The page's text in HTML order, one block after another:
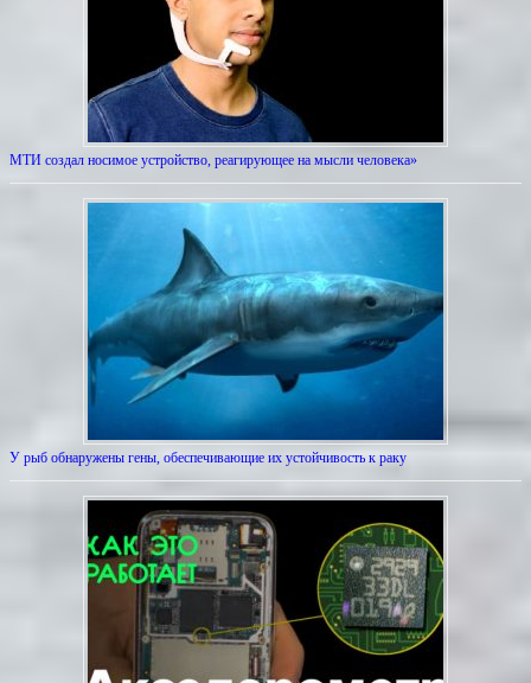
МТИ создал носимое устройство, реагирующее на мысли человека»
У рыб обнаружены гены, обеспечивающие их устойчивость к раку